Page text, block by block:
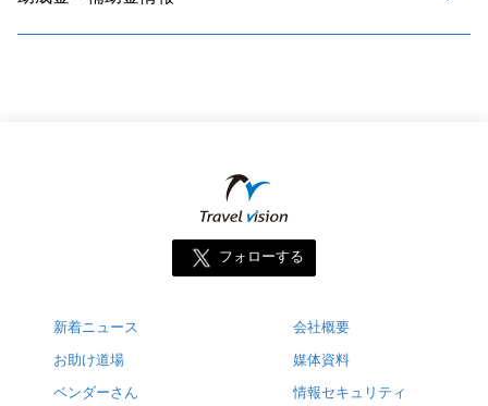
フォローする
新着ニュース
お助け道場
ベンダーさん
会社概要
媒体資料
情報セキュリティ